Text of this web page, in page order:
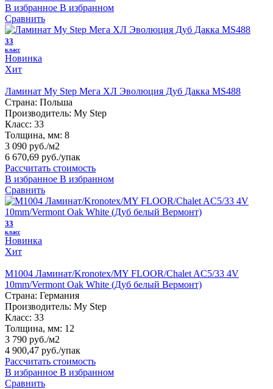
В избранное В избранном
Сравнить
33
класс
Новинка
Хит
Ламинат My Step Мега ХЛ Эволюция Дуб Дакка MS488
Страна: Польша
Производитель: My Step
Класс: 33
Толщина, мм: 8
3 090 руб./м2
6 670,69 руб./упак
Рассчитать стоимость
В избранное В избранном
Сравнить
33
класс
Новинка
Хит
M1004 Ламинат/Kronotex/MY FLOOR/Chalet AC5/33 4V
10mm/Vermont Oak White (Дуб белый Вермонт)
Страна: Германия
Производитель: My Step
Класс: 33
Толщина, мм: 12
3 790 руб./м2
4 900,47 руб./упак
Рассчитать стоимость
В избранное В избранном
Сравнить